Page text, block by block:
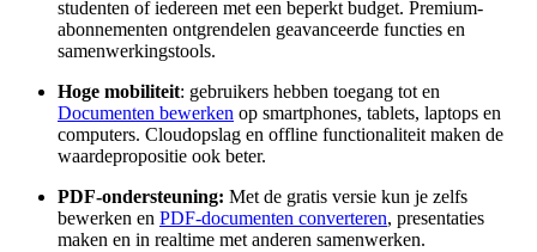
studenten of iedereen met een beperkt budget. Premium-
abonnementen ontgrendelen geavanceerde functies en
samenwerkingstools.
Hoge mobiliteit: gebruikers hebben toegang tot en
Documenten bewerken op smartphones, tablets, laptops en
computers. Cloudopslag en offline functionaliteit maken de
waardepropositie ook beter.
PDF-ondersteuning: Met de gratis versie kun je zelfs
bewerken en PDF-documenten converteren, presentaties
maken en in realtime met anderen samenwerken.